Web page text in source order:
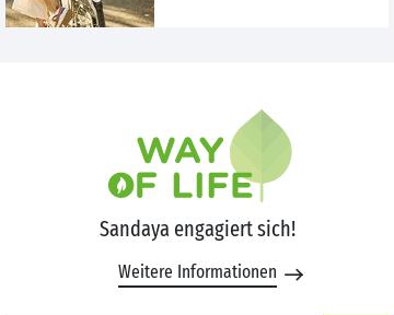
Sandaya engagiert sich!
Weitere Informationen